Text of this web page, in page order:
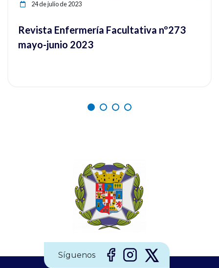
24 de julio de 2023
Revista Enfermería Facultativa nº273
mayo-junio 2023
Síguenos